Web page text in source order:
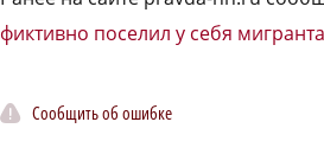
фиктивно поселил у себя мигранта
Сообщить об ошибке